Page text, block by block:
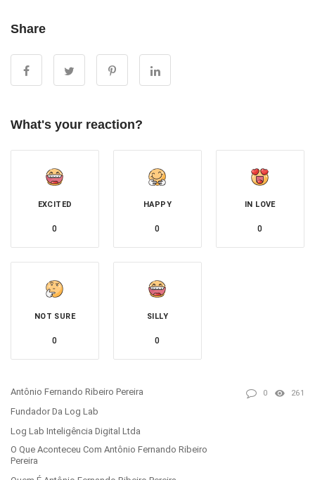
Share
What's your reaction?
EXCITED
0
HAPPY
0
IN LOVE
0
NOT SURE
0
SILLY
0
Antônio Fernando Ribeiro Pereira
Fundador Da Log Lab
Log Lab Inteligência Digital Ltda
O Que Aconteceu Com Antônio Fernando Ribeiro
Pereira
0 261